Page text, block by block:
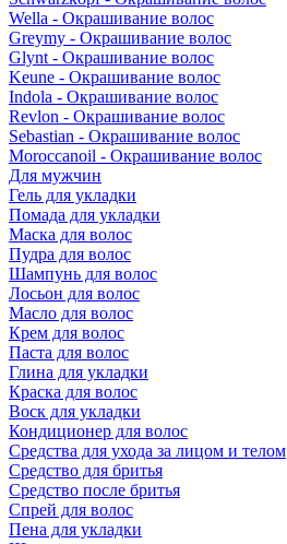
Wella - Окрашивание волос
Greymy - Окрашивание волос
Glynt - Окрашивание волос
Keune - Окрашивание волос
Indola - Окрашивание волос
Revlon - Окрашивание волос
Sebastian - Окрашивание волос
Moroccanoil - Окрашивание волос
Для мужчин
Гель для укладки
Помада для укладки
Маска для волос
Пудра для волос
Шампунь для волос
Лосьон для волос
Масло для волос
Крем для волос
Паста для волос
Глина для укладки
Краска для волос
Воск для укладки
Кондиционер для волос
Средства для ухода за лицом и телом
Средство для бритья
Средство после бритья
Спрей для волос
Пена для укладки